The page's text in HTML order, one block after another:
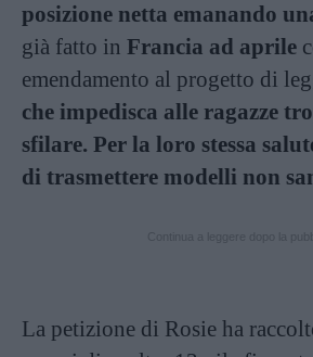
posizione netta emanando
già fatto in Francia ad aprile
emendamento al progetto di
che impedisca alle ragazze
sfilare. Per la loro stessa
di trasmettere modelli non
La petizione di Rosie ha